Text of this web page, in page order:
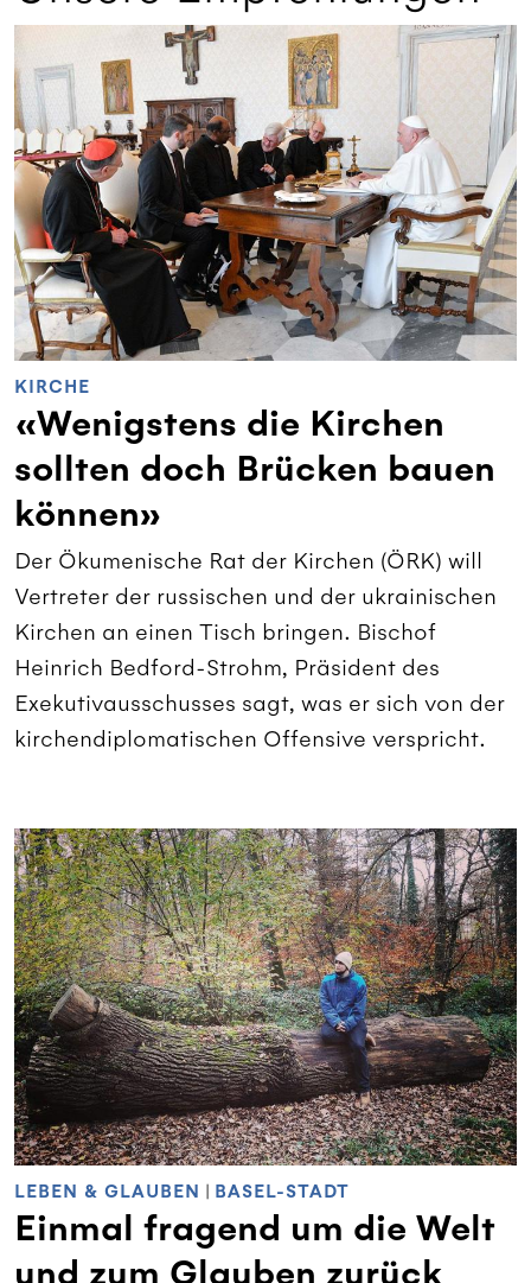
KIRCHE
«Wenigstens die Kirchen
sollten doch Brücken bauen
können»
Der Ökumenische Rat der Kirchen (ÖRK) will
Vertreter der russischen und der ukrainischen
Kirchen an einen Tisch bringen. Bischof
Heinrich Bedford-Strohm, Präsident des
Exekutivausschusses sagt, was er sich von der
kirchendiplomatischen Offensive verspricht.
LEBEN & GLAUBEN | BASEL-STADT
Einmal fragend um die Welt